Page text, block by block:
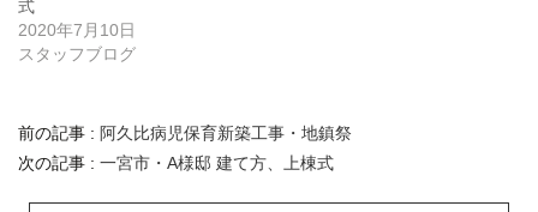
式
2020年7月10日
スタッフブログ
前の記事 : 阿久比病児保育新築工事・地鎮祭
次の記事 : 一宮市・A様邸 建て方、上棟式